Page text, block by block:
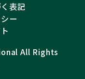
表記
ー
All Rights